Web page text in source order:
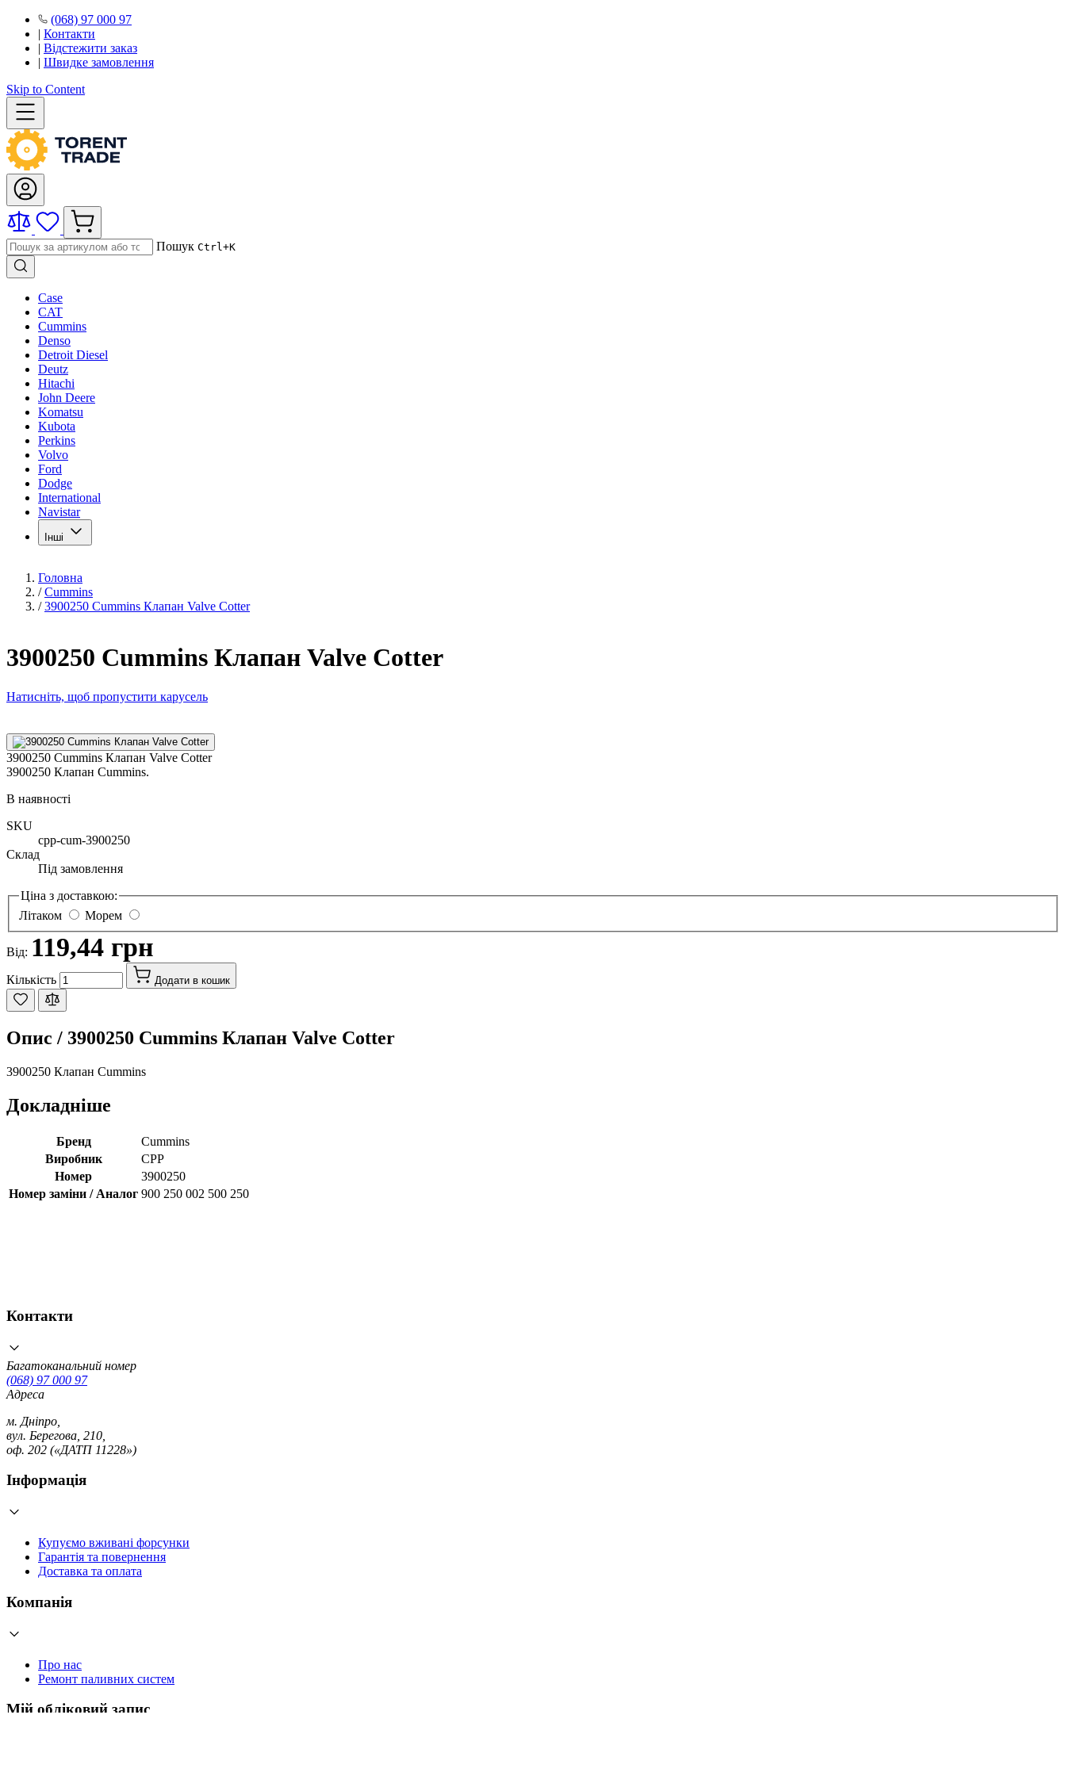
(068) 97 000 97
| Контакти
| Відстежити заказ
| Швидке замовлення
Skip to Content
Пошук Ctrl+K
Case
CAT
Cummins
Denso
Detroit Diesel
Deutz
Hitachi
John Deere
Komatsu
Kubota
Perkins
Volvo
Ford
Dodge
International
Navistar
Інші
Головна
/ Cummins
/ 3900250 Cummins Клапан Valve Cotter
3900250 Cummins Клапан Valve Cotter
Натисніть, щоб пропустити карусель
3900250 Cummins Клапан Valve Cotter
3900250 Клапан Cummins.
В наявності
SKU
cpp-cum-3900250
Склад
Під замовлення
Ціна з доставкою:
Літаком
Морем
Від: 119,44 грн
Кількість Додати в кошик
Опис / 3900250 Cummins Клапан Valve Cotter
3900250 Клапан Cummins
Докладніше
Бренд
Cummins
Виробник
CPP
Номер
3900250
Номер заміни / Аналог 900 250 002 500 250
Контакти
Багатоканальний номер
(068) 97 000 97
Адреса
м. Дніпро,
вул. Берегова, 210,
оф. 202 («ДАТП 11228»)
Інформація
Купуємо вживані форсунки
Гарантія та повернення
Доставка та оплата
Компанія
Про нас
Ремонт паливних систем
Мій обліковий запис